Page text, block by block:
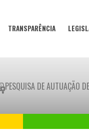
TRANSPARÊNCIA
PESQUISA DE AUTUAÇÃO